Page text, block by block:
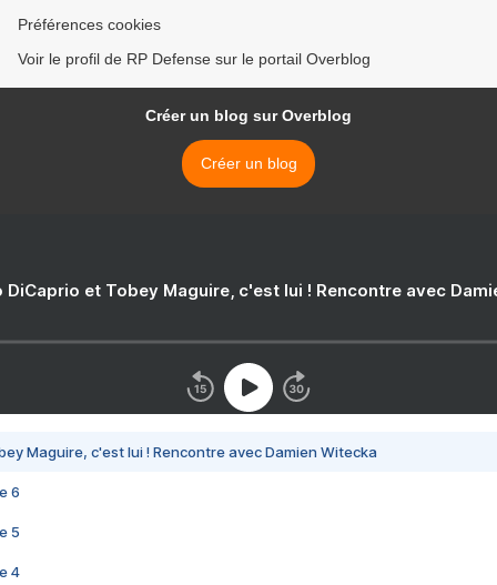
Préférences cookies
Voir le profil de RP Defense sur le portail Overblog
Créer un blog sur Overblog
Créer un blog
DiCaprio et Tobey Maguire, c'est lui ! Rencontre avec
Maguire, c'est lui ! Rencontre avec Damien Witecka
6
5
4